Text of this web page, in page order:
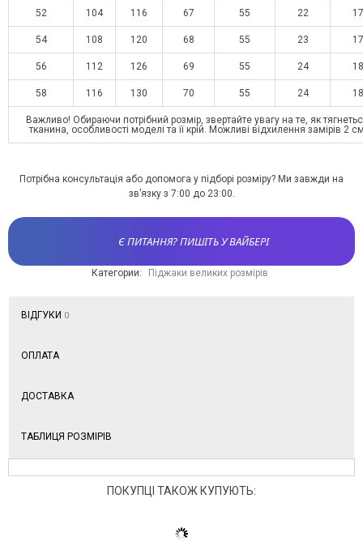
52 104 116 67 55 22 17
54 108 120 68 55 23 17
56 112 126 69 55 24 18
58 116 130 70 55 24 18
Важливо! Обираючи потрібний розмір, звертайте увагу на те, як
тканина, особливості моделі та її крій. Можливі відхилення замірів 2
Потрібна консультація або допомога у підборі розміру? Ми завжди на
зв’язку з 7:00 до 23:00.
Є ПИТАННЯ? ПИШІТЬ У ВАЙБЕРІ
Категории: Піджаки великих розмірів
ВІДГУКИ 0
ОПЛАТА
ДОСТАВКА
ТАБЛИЦЯ РОЗМІРІВ
ПОКУПЦІ ТАКОЖ КУПУЮТЬ: